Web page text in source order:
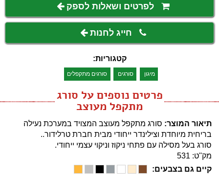
לפרטים ושאלות לספק
חייג לחנות
קטגוריות:
מיגון סורגים סורגים מתקפלים
פרטים נוספים על סורג
מתקפל מעוצב
תיאור המוצר: סורג מתקפל מעוצב המצויד במערכת נעילה
בריחית מיוחדת וצילינדר ייחודי מבית חברת טרלידור..
סורג בעל מסילה עם פתחי ניקוז וניקוי עצמי ייחודי.
מק''ט: 531
קיים גם בצבעים: